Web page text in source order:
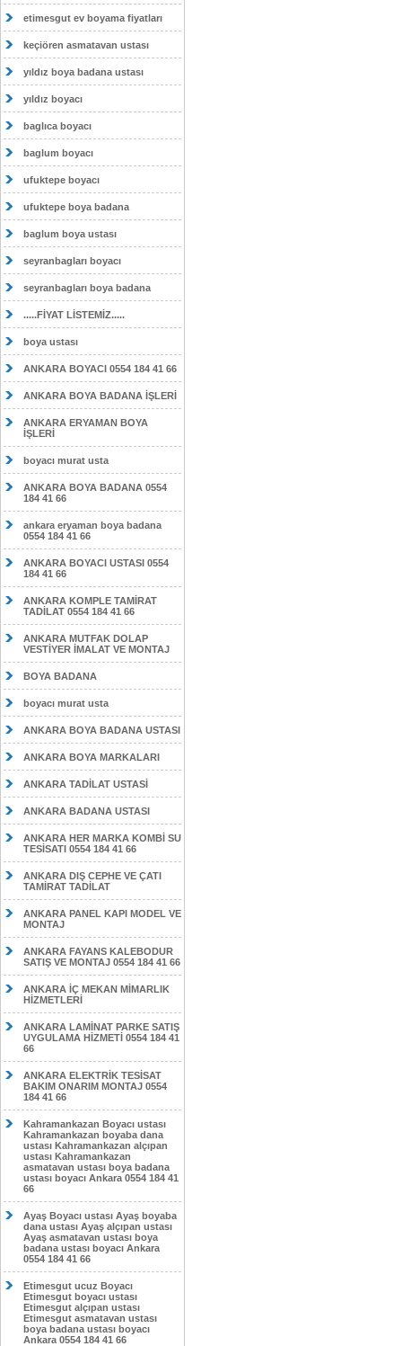
etimesgut ev boyama fiyatları
keçiören asmatavan ustası
yıldız boya badana ustası
yıldız boyacı
baglıca boyacı
baglum boyacı
ufuktepe boyacı
ufuktepe boya badana
baglum boya ustası
seyranbagları boyacı
seyranbagları boya badana
.....FİYAT LİSTEMİZ.....
boya ustası
ANKARA BOYACI 0554 184 41 66
ANKARA BOYA BADANA İŞLERİ
ANKARA ERYAMAN BOYA
İŞLERİ
boyacı murat usta
ANKARA BOYA BADANA 0554
184 41 66
ankara eryaman boya badana
0554 184 41 66
ANKARA BOYACI USTASI 0554
184 41 66
ANKARA KOMPLE TAMİRAT
TADİLAT 0554 184 41 66
ANKARA MUTFAK DOLAP
VESTİYER İMALAT VE MONTAJ
BOYA BADANA
boyacı murat usta
ANKARA BOYA BADANA USTASI
ANKARA BOYA MARKALARI
ANKARA TADİLAT USTASİ
ANKARA BADANA USTASI
ANKARA HER MARKA KOMBİ SU
TESİSATI 0554 184 41 66
ANKARA DIŞ CEPHE VE ÇATI
TAMİRAT TADİLAT
ANKARA PANEL KAPI MODEL VE
MONTAJ
ANKARA FAYANS KALEBODUR
SATIŞ VE MONTAJ 0554 184 41 66
ANKARA İÇ MEKAN MİMARLIK
HİZMETLERİ
ANKARA LAMİNAT PARKE SATIŞ
UYGULAMA HİZMETİ 0554 184 41
66
ANKARA ELEKTRİK TESİSAT
BAKIM ONARIM MONTAJ 0554
184 41 66
Kahramankazan Boyacı ustası
Kahramankazan boyaba dana
ustası Kahramankazan alçıpan
ustası Kahramankazan
asmatavan ustası boya badana
ustası boyacı Ankara 0554 184 41
66
Ayaş Boyacı ustası Ayaş boyaba
dana ustası Ayaş alçıpan ustası
Ayaş asmatavan ustası boya
badana ustası boyacı Ankara
0554 184 41 66
Etimesgut ucuz Boyacı
Etimesgut boyacı ustası
Etimesgut alçıpan ustası
Etimesgut asmatavan ustası
boya badana ustası boyacı
Ankara 0554 184 41 66